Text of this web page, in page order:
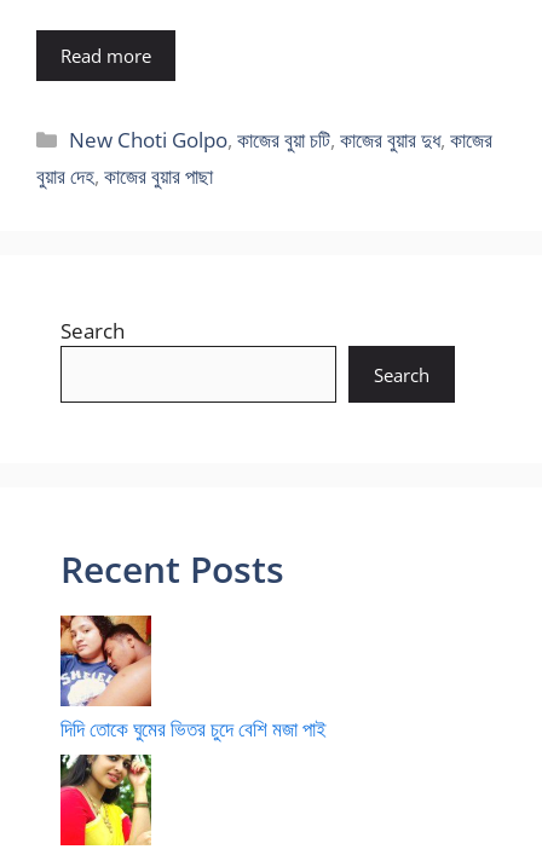
Read more
Categories
New Choti Golpo,কাজের বুয়া চটি,কাজের বুয়ার দুধ,কাজের
বুয়ার দেহ, কাজের বুয়ার পাছা
Search
Search
Recent Posts
দিদি তোকে ঘুমের ভিতর চুদে বেশি মজা পাই